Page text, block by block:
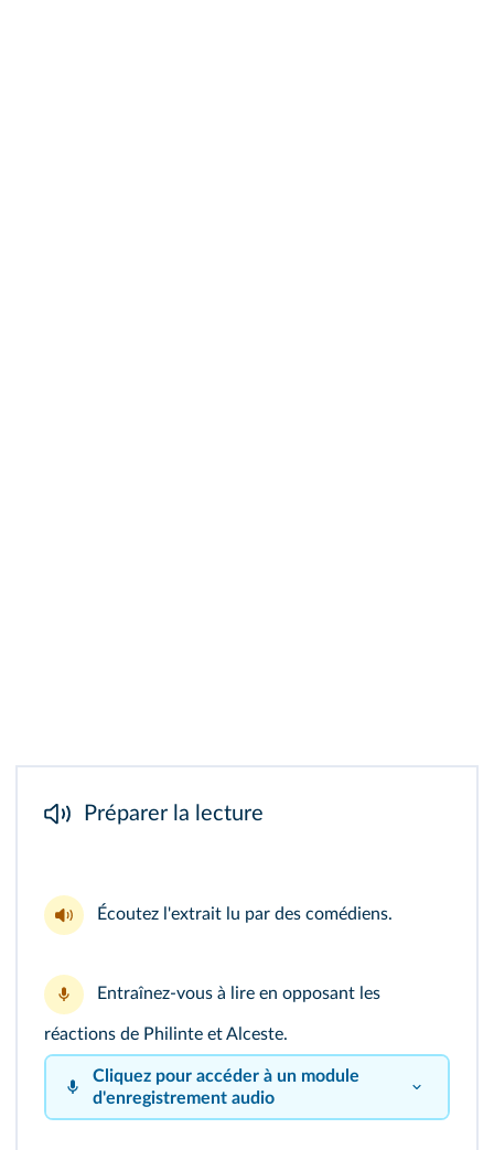
Préparer la lecture
Écoutez l'extrait lu par des comédiens.
Entraînez-vous à lire en opposant les
réactions de Philinte et Alceste.
Cliquez pour accéder à un module
d'enregistrement audio